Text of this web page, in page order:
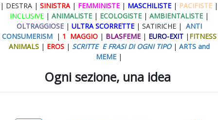
| DESTRA | SINISTRA| FEMMINISTE | MASCHILISTE | PACIFISTE |
INCLUSIVE| ANIMALISTE| ECOLOGISTE | AMBIENTALISTE|
OLTRAGGIOSE| ULTRA SCORRETTE | SATIRICHE | ANTI
CONSUMERISM | 1 MAGGIO| BLASFEME | EURO-EXIT| FITNESS
ANIMALS| EROS| SCRITTE E FRASI DI OGNI TIPO | ARTS and
MEME |
Ogni sezione, una idea